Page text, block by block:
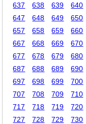
637
638 639 640
647
648 649 650
657
658 659 660
667
668 669 670
677
678 679 680
687
688 689 690
697
698 699 700
707
708 709 710
717
718 719 720
727
728 729 730